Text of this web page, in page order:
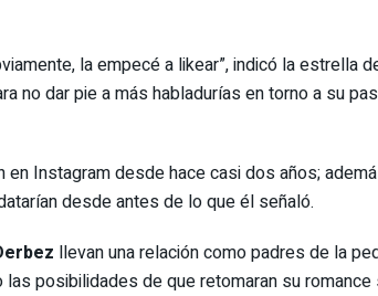
la empecé a likear”, indicó la estrella
no dar pie a más habladurías en torno a su
en Instagram desde hace casi dos años;
desde antes de lo que él señaló.
llevan una relación como padres de la
posibilidades de que retomaran su